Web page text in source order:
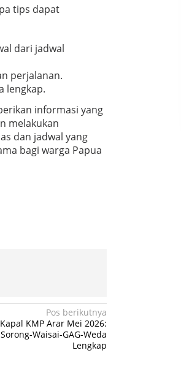
tips dapat
dari jadwal
perjalanan.
lengkap.
informasi yang
melakukan
dan jadwal yang
bagi warga Papua
Pos berikutnya
KMP Arar Mei 2026:
Waisai-GAG-Weda
Lengkap